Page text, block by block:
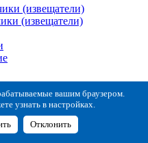
(извещатели)
(извещатели)
материалы
извещателей
вашим браузером.
узнать в настройках.
Отклонить